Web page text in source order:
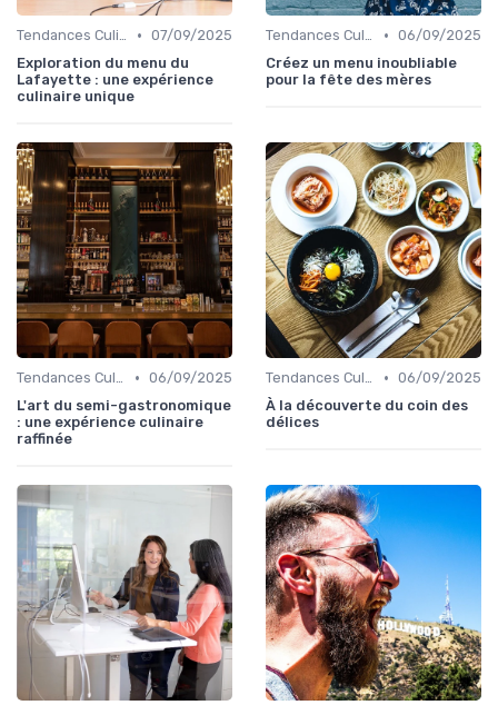
Tendances Culinaire • 07/09/2025
Exploration du menu du
Lafayette : une expérience
culinaire unique
Tendances Culinaire • 06/09/2025
Créez un menu inoubliable
pour la fête des mères
Tendances Culinaire • 06/09/2025
L'art du semi-gastronomique
: une expérience culinaire
raffinée
Tendances Culinaire • 06/09/2025
À la découverte du coin des
délices